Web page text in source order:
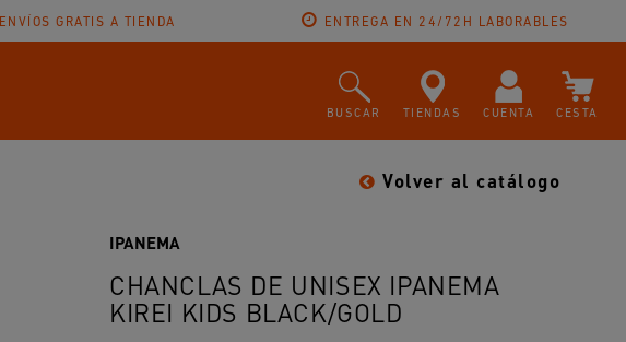
ENVÍOS GRATIS A TIENDA ENTREGA EN 24/72H LABORABLES
CESTA
CUENTA
TIENDAS
BUSCAR
Volver al catálogo
CHANCLAS DE UNISEX IPANEMA
KIREI KIDS BLACK/GOLD
IPANEMA